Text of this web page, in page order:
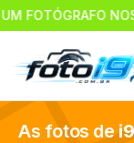
NOS SEUS
As fotos de